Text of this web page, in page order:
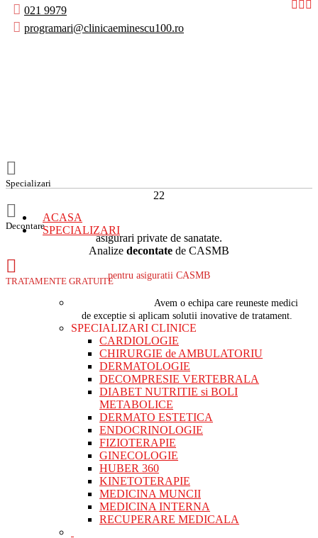
021 9979
programari@clinicaeminescu100.ro
Specializari
22
Decontare
asigurari private de sanatate.
Analize decontate de CASMB
TRATAMENTE GRATUITE
pentru asiguratii CASMB
ACASA
SPECIALIZARI
Avem o echipa care reuneste medici
de exceptie si aplicam solutii inovative de tratament.
SPECIALIZARI CLINICE
CARDIOLOGIE
CHIRURGIE de AMBULATORIU
DERMATOLOGIE
DECOMPRESIE VERTEBRALA
DIABET NUTRITIE si BOLI
METABOLICE
DERMATO ESTETICA
ENDOCRINOLOGIE
FIZIOTERAPIE
GINECOLOGIE
HUBER 360
KINETOTERAPIE
MEDICINA MUNCII
MEDICINA INTERNA
RECUPERARE MEDICALA